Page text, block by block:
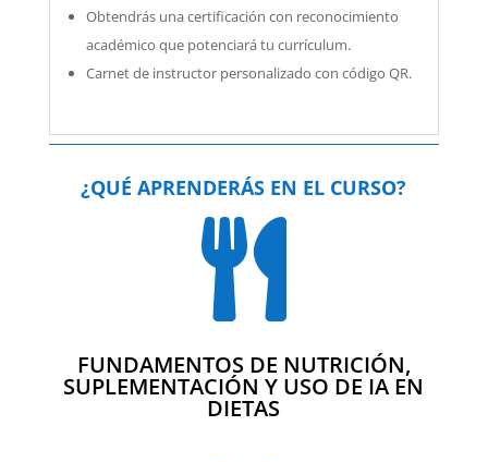
Obtendrás una certificación con reconocimiento
académico que potenciará tu currículum.
Carnet de instructor personalizado con código QR.
¿QUÉ APRENDERÁS EN EL CURSO?

FUNDAMENTOS DE NUTRICIÓN,
SUPLEMENTACIÓN Y USO DE IA EN
DIETAS